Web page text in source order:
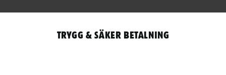
Trygg & säker betalning